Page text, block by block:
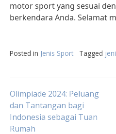
motor sport yang sesuai
berkendara Anda. Selamat
Posted in Jenis Sport Tagged
Post
navigation
Olimpiade 2024: Peluang
dan Tantangan bagi
Indonesia sebagai Tuan
Rumah